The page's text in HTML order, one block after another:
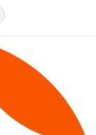
Termini
Chi siamo